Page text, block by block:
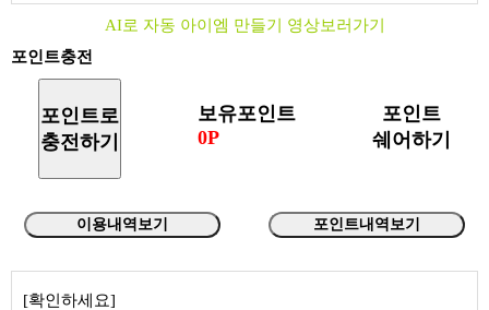
AI로 자동 아이엠 만들기 영상보러가기
포인트충전
포인트로
충전하기
보유포인트
0P
포인트
쉐어하기
이용내역보기 포인트내역보기
[확인하세요]